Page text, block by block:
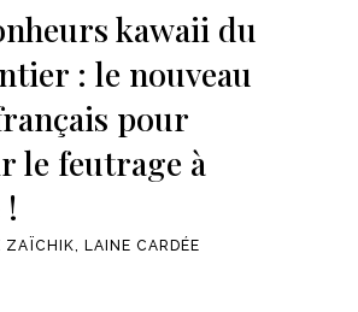
kawaii du
: le nouveau
pour
le feutrage à
ZAÏCHIK, LAINE CARDÉE